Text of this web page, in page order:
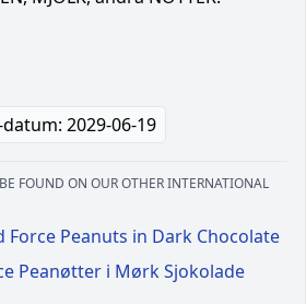
2029-06-19
FOUND ON OUR OTHER INTERNATIONAL
Force Peanuts in Dark Chocolate
Peanøtter i Mørk Sjokolade